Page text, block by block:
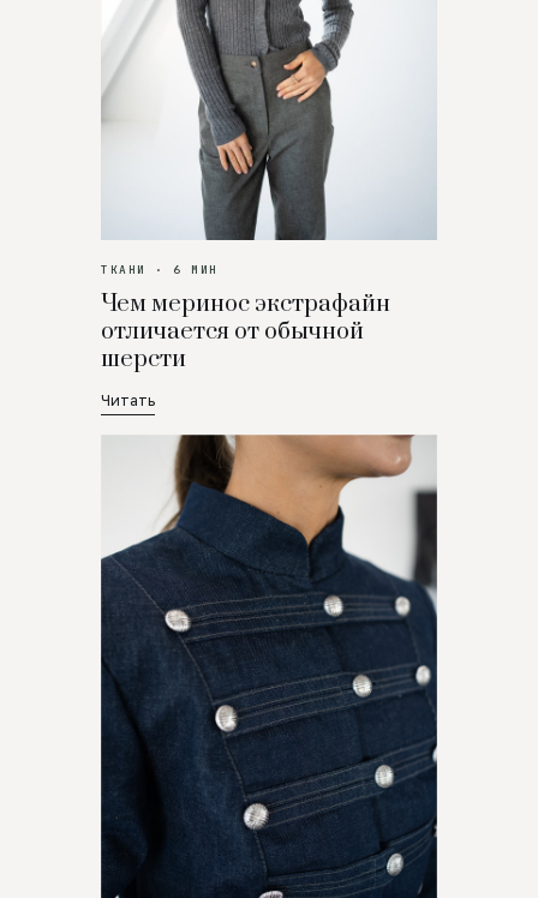
ТКАНИ · 6 МИН
Чем меринос экстрафайн
отличается от обычной
шерсти
Читать